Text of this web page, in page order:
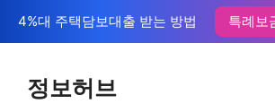
텐
4%대 주택담보대출 받는 방법 특례보
정보허브